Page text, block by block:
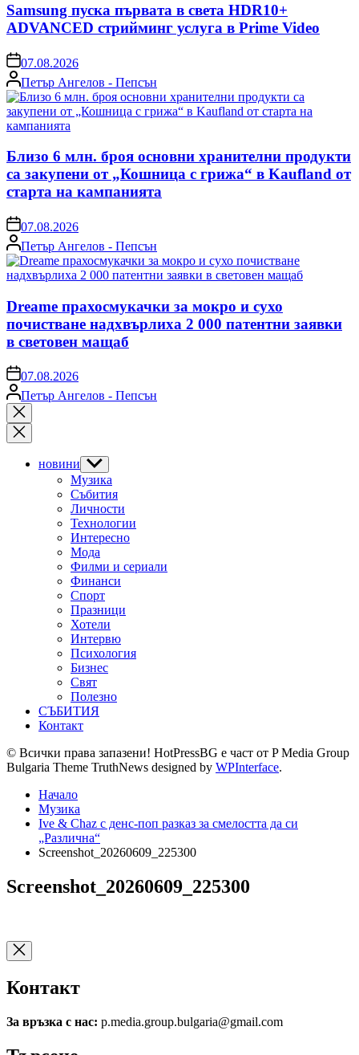
Samsung пуска първата в света HDR10+
ADVANCED стрийминг услуга в Prime Video
on07.08.2026
Posted
by
Петър Ангелов - Пепсън
Близо 6 млн. броя основни хранителни продукти
са закупени от „Кошница с грижа“ в Kaufland от
старта на кампанията
on07.08.2026
Posted
by
Петър Ангелов - Пепсън
Dreame прахосмукачки за мокро и сухо
почистване надхвърлиха 2 000 патентни заявки
в световен мащаб
on07.08.2026
Posted
by
Петър Ангелов - Пепсън
Close
search
новини Show
sub
menu
Музика
Събития
Личности
Технологии
Интересно
Мода
Филми и сериали
Финанси
Спорт
Празници
Хотели
Интервю
Психология
Бизнес
Свят
Полезно
СЪБИТИЯ
Контакт
© Всички права запазени! HotPressBG е част от P Media Group
Bulgaria Theme TruthNews designed by WPInterface.
Начало
Музика
Ive & Chaz с денс-поп разказ за смелостта да си
„Различна“
Screenshot_20260609_225300
Screenshot_20260609_225300
Контакт
За връзка с нас: p.media.group.bulgaria@gmail.com